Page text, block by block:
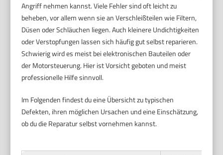
Angriff nehmen kannst. Viele Fehler sind oft leicht zu
beheben, vor allem wenn sie an Verschleißteilen wie Filtern,
Düsen oder Schläuchen liegen. Auch kleinere Undichtigkeiten
oder Verstopfungen lassen sich häufig gut selbst reparieren.
Schwierig wird es meist bei elektronischen Bauteilen oder
der Motorsteuerung. Hier ist Vorsicht geboten und meist
professionelle Hilfe sinnvoll.
Im Folgenden findest du eine Übersicht zu typischen
Defekten, ihren möglichen Ursachen und eine Einschätzung,
ob du die Reparatur selbst vornehmen kannst.